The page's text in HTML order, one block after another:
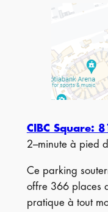
CIBC Square:
2–minute à pied
Ce parking
offre 366 places
pratique à tout